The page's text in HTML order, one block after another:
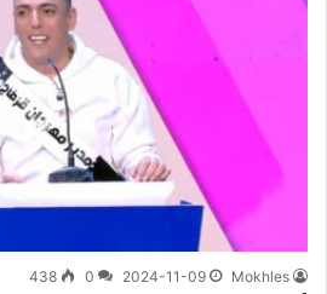
Mokhles
2024-11-09
0
438